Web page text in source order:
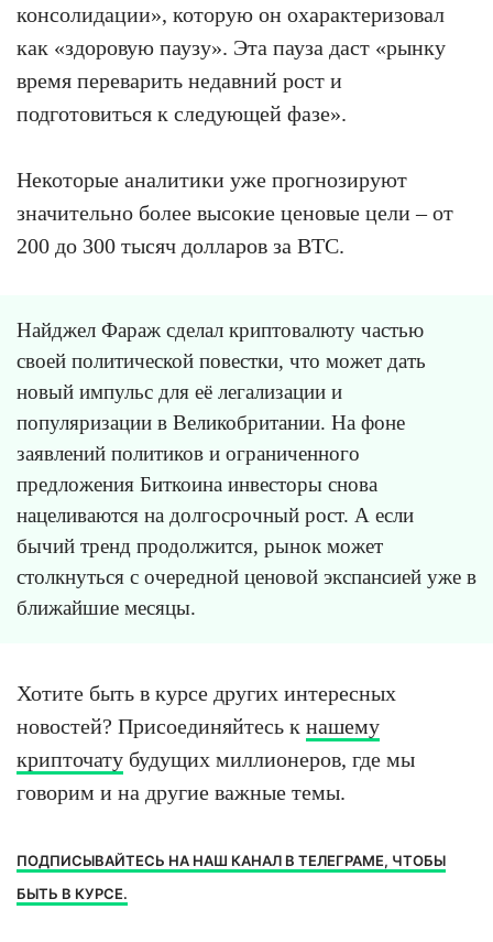
консолидации», которую он охарактеризовал
как «здоровую паузу». Эта пауза даст «рынку
время переварить недавний рост и
подготовиться к следующей фазе».
Некоторые аналитики уже прогнозируют
значительно более высокие ценовые цели – от
200 до 300 тысяч долларов за BTC.
Найджел Фараж сделал криптовалюту частью
своей политической повестки, что может дать
новый импульс для её легализации и
популяризации в Великобритании. На фоне
заявлений политиков и ограниченного
предложения Биткоина инвесторы снова
нацеливаются на долгосрочный рост. А если
бычий тренд продолжится, рынок может
столкнуться с очередной ценовой экспансией уже в
ближайшие месяцы.
Хотите быть в курсе других интересных
новостей? Присоединяйтесь к нашему
крипточату будущих миллионеров, где мы
говорим и на другие важные темы.
ПОДПИСЫВАЙТЕСЬ НА НАШ КАНАЛ В ТЕЛЕГРАМЕ, ЧТОБЫ
БЫТЬ В КУРСЕ.